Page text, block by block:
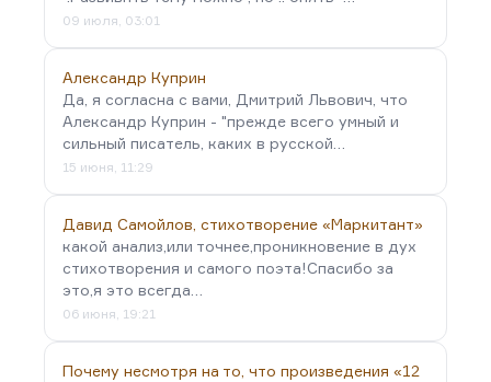
09 июля, 03:01
Александр Куприн
Да, я согласна с вами, Дмитрий Львович, что
Александр Куприн - "прежде всего умный и
сильный писатель, каких в русской…
15 июня, 11:29
Давид Самойлов, стихотворение «Маркитант»
какой анализ,или точнее,проникновение в дух
стихотворения и самого поэта!Спасибо за
это,я это всегда…
06 июня, 19:21
Почему несмотря на то, что произведения «12